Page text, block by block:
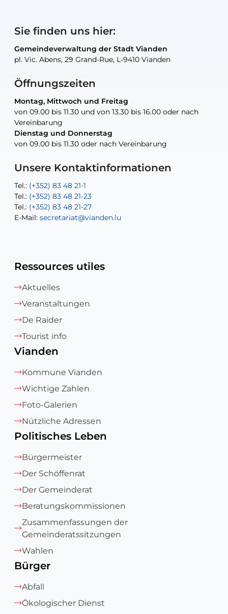
Sie finden uns hier:
Gemeindeverwaltung der Stadt Vianden
pl. Vic. Abens, 29 Grand-Rue, L-9410 Vianden
Öffnungszeiten
Montag, Mittwoch und Freitag
von 09.00 bis 11.30 und von 13.30 bis 16.00 oder nach
Vereinbarung
Dienstag und Donnerstag
von 09.00 bis 11.30 oder nach Vereinbarung
Unsere Kontaktinformationen
Tel.: (+352) 83 48 21-1
Tel.: (+352) 83 48 21-23
Tel.: (+352) 83 48 21-27
E-Mail: secretariat@vianden.lu
Gemeindeverwaltung der Stadt Vianden
pl. Vic. Abens, 29 Grand-Rue, L-9410 Vianden
Montag, Mittwoch und Freitag
von 09.00 bis 11.30 und von 13.30 bis 16.00 oder nach
Vereinbarung
Dienstag und Donnerstag
von 09.00 bis 11.30 oder nach Vereinbarung
Tel.: (+352) 83 48 21-20
Tel.: (+352) 83 48 21-22
E-Mail:sofia.carvalho@vianden.lu
E-Mail: diane.storn@vianden.lu
Gemeindeverwaltung der Stadt Vianden
pl. Vic. Abens, 29 Grand-Rue, L-9410 Vianden
nur nach Vereinbarung
Tel.: (+352) 83 48 21-24
Gemeindeverwaltung der Stadt Vianden
pl. Vic. Abens, 29 Grand-Rue, L-9410 Vianden
nur nach Vereinbarung
E-Mail: aisha.abdullah@vianden.lu
E-Mail:jos.cormemans@vianden.lu
Gemeindewerkstatt der Stadt Vianden
30, rue Neugarten, L-9422 Vianden
nur nach Vereinbarung
Tel.: (+352) 83 48 21-51
E-Mail:atelier@vianden.lu
Ressources utiles
Aktuelles
Veranstaltungen
De Raider
Tourist info
Vianden
Kommune Vianden
Wichtige Zahlen
Foto-Galerien
Nützliche Adressen
Politisches Leben
Bürgermeister
Der Schöffenrat
Der Gemeinderat
Beratungskommissionen
Zusammenfassungen der
Gemeinderatssitzungen
Wahlen
Bürger
Abfall
Ökologischer Dienst